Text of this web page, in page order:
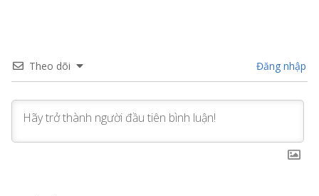
Theo dõi Đăng nhập